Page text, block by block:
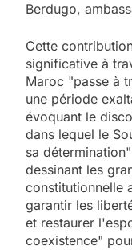
Berdugo,
Cette
significative à
Maroc "passe à
une période
évoquant le
dans lequel le
sa
dessinant les
constitutionnelle
garantir les
et restaurer
coexistence"